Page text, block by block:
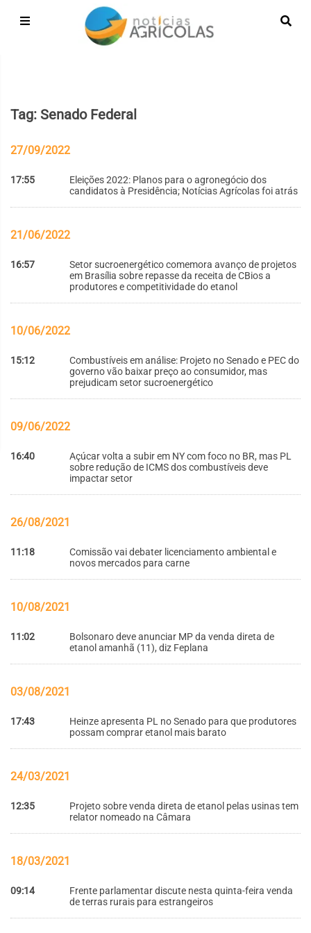
Tag: Senado Federal
27/09/2022
17:55
Eleições 2022: Planos para o agronegócio dos
candidatos à Presidência; Notícias Agrícolas foi atrás
21/06/2022
16:57
Setor sucroenergético comemora avanço de projetos
em Brasília sobre repasse da receita de CBios a
produtores e competitividade do etanol
10/06/2022
15:12
Combustíveis em análise: Projeto no Senado e PEC do
governo vão baixar preço ao consumidor, mas
prejudicam setor sucroenergético
09/06/2022
16:40
Açúcar volta a subir em NY com foco no BR, mas PL
sobre redução de ICMS dos combustíveis deve
impactar setor
26/08/2021
11:18
Comissão vai debater licenciamento ambiental e
novos mercados para carne
10/08/2021
11:02
Bolsonaro deve anunciar MP da venda direta de
etanol amanhã (11), diz Feplana
03/08/2021
17:43
Heinze apresenta PL no Senado para que produtores
possam comprar etanol mais barato
24/03/2021
12:35
Projeto sobre venda direta de etanol pelas usinas tem
relator nomeado na Câmara
18/03/2021
09:14
Frente parlamentar discute nesta quinta-feira venda
de terras rurais para estrangeiros